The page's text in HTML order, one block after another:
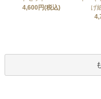
4,600円(税込)
げ